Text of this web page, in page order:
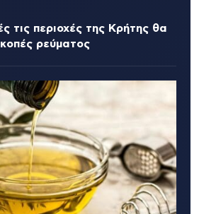
τις περιοχές της Κρήτης θα
ρεύματος